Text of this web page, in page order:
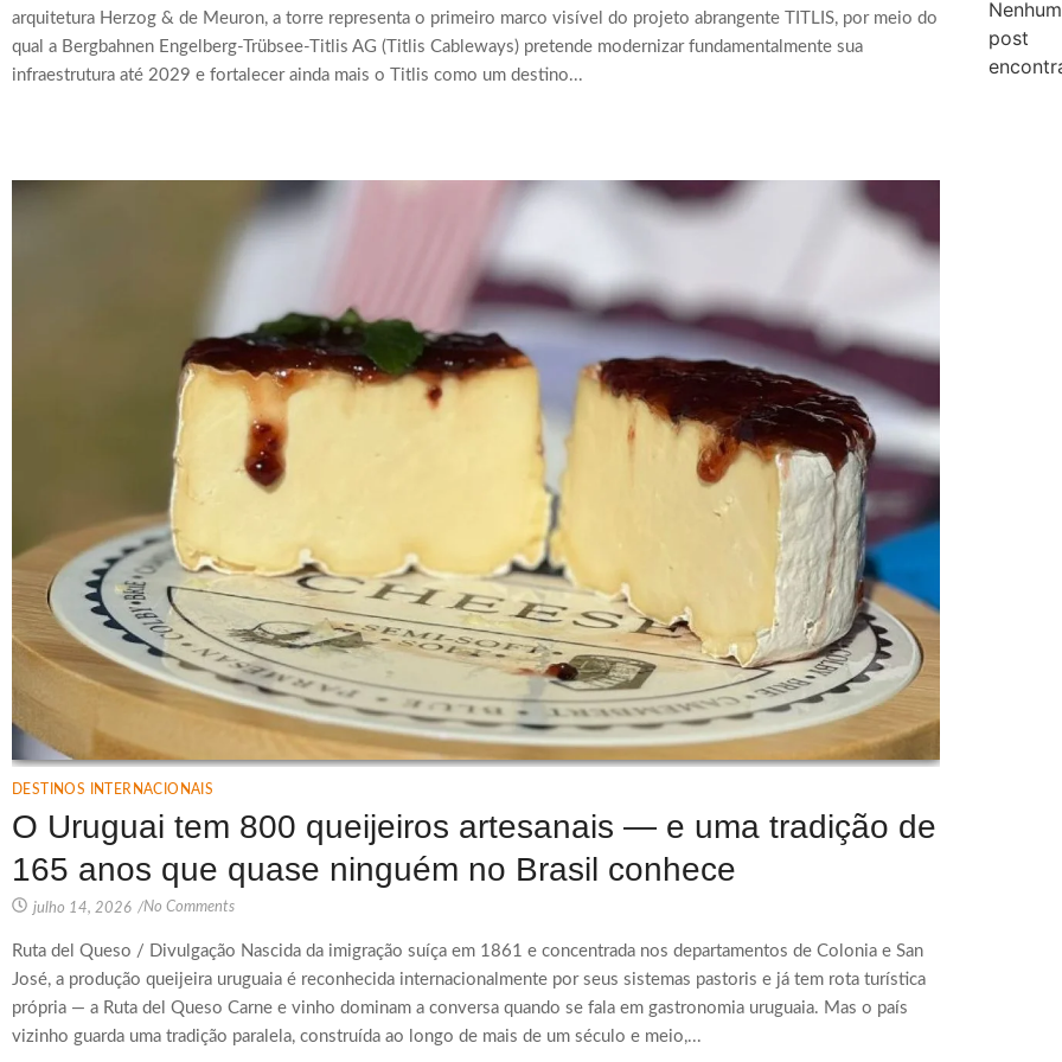
arquitetura Herzog & de Meuron, a torre representa o primeiro marco visível do projeto abrangente TITLIS, por meio do
qual a Bergbahnen Engelberg-Trübsee-Titlis AG (Titlis Cableways) pretende modernizar fundamentalmente sua
infraestrutura até 2029 e fortalecer ainda mais o Titlis como um destino...
DESTINOS INTERNACIONAIS
O Uruguai tem 800 queijeiros artesanais — e uma tradição de
165 anos que quase ninguém no Brasil conhece
julho 14, 2026 /No Comments
Ruta del Queso / Divulgação Nascida da imigração suíça em 1861 e concentrada nos departamentos de Colonia e San
José, a produção queijeira uruguaia é reconhecida internacionalmente por seus sistemas pastoris e já tem rota turística
própria — a Ruta del Queso Carne e vinho dominam a conversa quando se fala em gastronomia uruguaia. Mas o país
vizinho guarda uma tradição paralela, construída ao longo de mais de um século e meio,...
Nenhum
post